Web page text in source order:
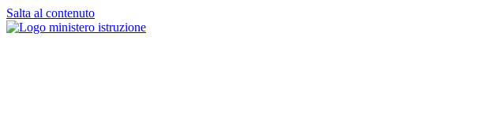
Salta al contenuto